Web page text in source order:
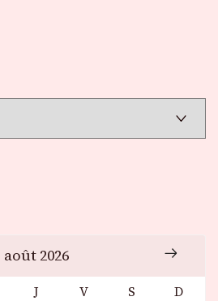
août 2026
J V S D